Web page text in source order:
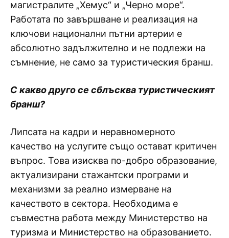
магистралите „Хемус“ и „Черно море“.
Работата по завършване и реализация на
ключови национални пътни артерии е
абсолютно задължително и не подлежи на
съмнение, не само за туристическия бранш.
С какво друго се сблъсква туристическият
бранш?
Липсата на кадри и неравномерното
качество на услугите също остават критичен
въпрос. Това изисква по-добро образование,
актуализирани стажантски програми и
механизми за реално измерване на
качеството в сектора. Необходима е
съвместна работа между Министерство на
туризма и Министерство на образованието.